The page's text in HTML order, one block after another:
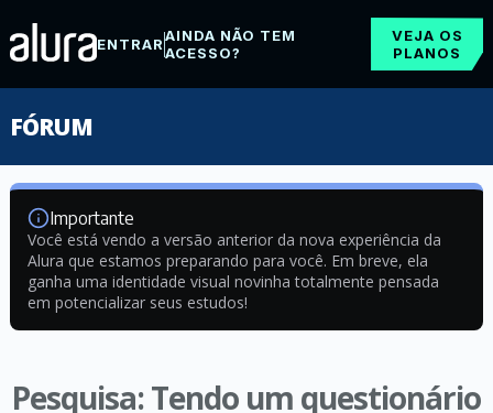
ENTRARAINDA NÃO TEM
ACESSO?
VEJA OS
PLANOS
FÓRUM
Importante
Você está vendo a versão anterior da nova experiência da
Alura que estamos preparando para você. Em breve, ela
ganha uma identidade visual novinha totalmente pensada
em potencializar seus estudos!
Pesquisa: Tendo um questionário